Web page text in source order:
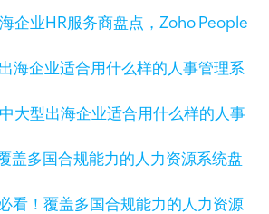
企业HR服务商盘点，Zoho People
大型出海企业适合用什么样的人事
看！覆盖多国合规能力的人力资源